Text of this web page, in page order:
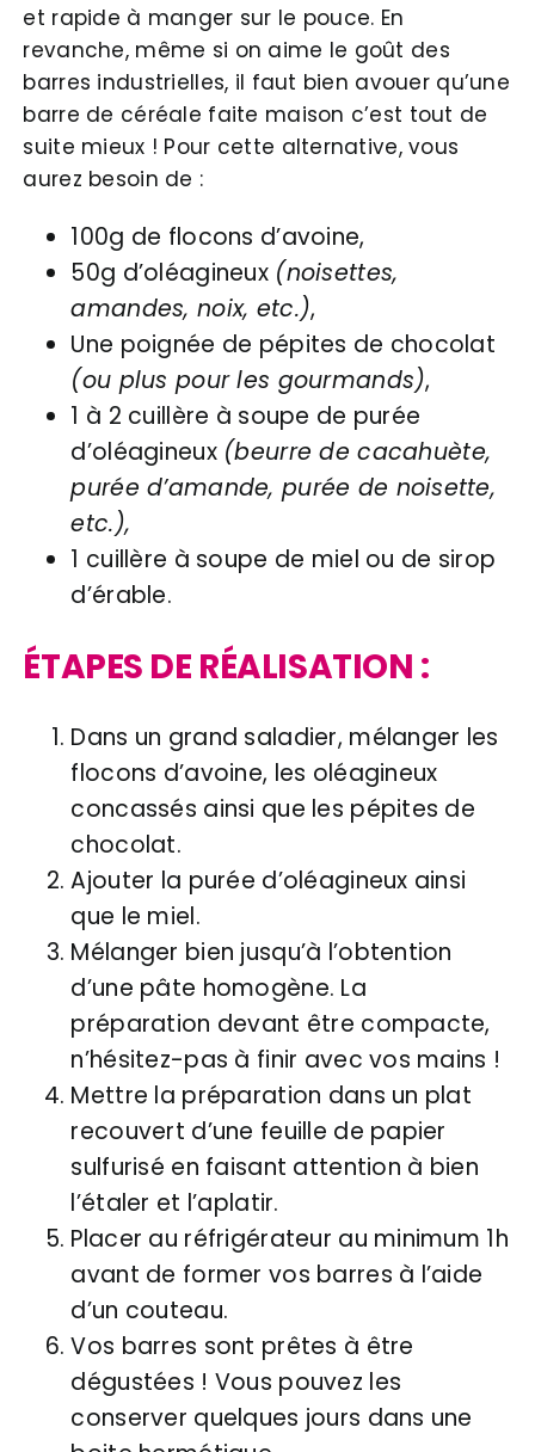
et rapide à manger sur le pouce. En
revanche, même si on aime le goût des
barres industrielles, il faut bien avouer qu’une
barre de céréale faite maison c’est tout de
suite mieux ! Pour cette alternative, vous
aurez besoin de :
100g de flocons d’avoine,
50g d’oléagineux (noisettes,
amandes, noix, etc.),
Une poignée de pépites de chocolat
(ou plus pour les gourmands),
1 à 2 cuillère à soupe de purée
d’oléagineux (beurre de cacahuète,
purée d’amande, purée de noisette,
etc.),
1 cuillère à soupe de miel ou de sirop
d’érable.
ÉTAPES DE RÉALISATION :
Dans un grand saladier, mélanger les
flocons d’avoine, les oléagineux
concassés ainsi que les pépites de
chocolat.
Ajouter la purée d’oléagineux ainsi
que le miel.
Mélanger bien jusqu’à l’obtention
d’une pâte homogène. La
préparation devant être compacte,
n’hésitez-pas à finir avec vos mains !
Mettre la préparation dans un plat
recouvert d’une feuille de papier
sulfurisé en faisant attention à bien
l’étaler et l’aplatir.
Placer au réfrigérateur au minimum 1h
avant de former vos barres à l’aide
d’un couteau.
Vos barres sont prêtes à être
dégustées ! Vous pouvez les
conserver quelques jours dans une